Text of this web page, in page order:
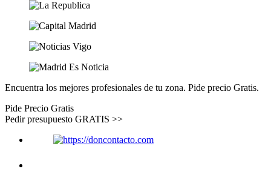
Encuentra los mejores profesionales de tu zona. Pide precio Gratis.
Pide Precio Gratis
Pedir presupuesto GRATIS >>